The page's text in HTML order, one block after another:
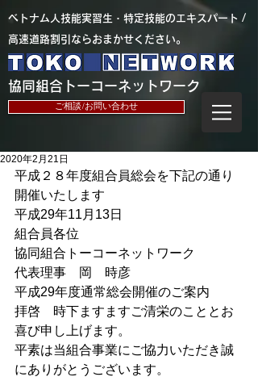
​ベトナム人技能実習生・特定技能のエキスパート /
高速道路割引ならおまかせください。
​協同組合トーコーネットワーク
ご相談/お問い合わせ
2020年2月21日
平成２８年度組合員総会を下記の通り
開催いたします
平成29年11月13日
組合員各位
協同組合トーコーネットワーク
代表理事　岡　時彦
平成29年度通常総会開催のご案内
拝啓　時下ますますご清栄のこととお
喜び申し上げます。
平素は当組合事業にご協力いただき誠
にありがとうございます。